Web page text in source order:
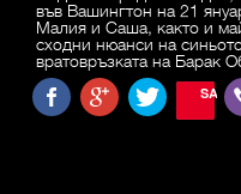
във Вашингтон на 21
Малия и Саша, както и
сходни нюанси на
вратовръзката на Барак
SAVE